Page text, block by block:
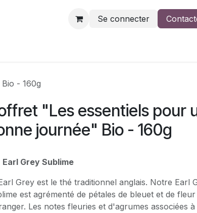
Se connecter
- 160g
"Les essentiels pour
journée" Bio - 160g
Earl Grey Sublime
Grey est le thé traditionnel anglais. Notre Earl
est agrémenté de pétales de bleuet et de fleur
Les notes fleuries et d'agrumes associées à